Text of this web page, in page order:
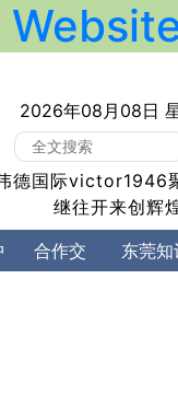
）
2026年08月08日
德国际victor1946
继往开来创辉
合作交
东莞